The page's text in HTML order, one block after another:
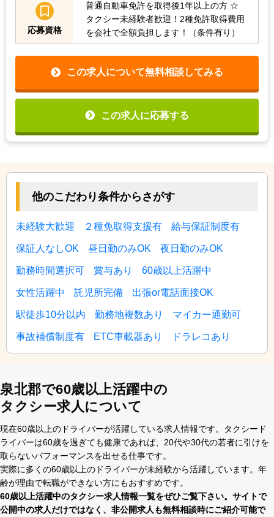
応募資格
普通自動車免許を取得後1年以上の方 ☆
タクシー未経験者歓迎！2種免許取得費用
を会社で全額負担します！（条件有り）
この求人について無料相談してみる
この求人に応募する
他のこだわり条件からさがす
未経験大歓迎 ２種免取得支援有 給与保証制度有
保証人なしOK 昼日勤のみOK 夜日勤のみOK
勤務時間選択可 賞与あり 60歳以上活躍中
女性活躍中 託児所完備 出張or電話面接OK
駅徒歩10分以内 勤務地複数あり マイカー通勤可
事故補償制度有 ETC車載器あり ドラレコあり
泉北郡で60歳以上活躍中の
タクシー求人について
現在60歳以上のドライバーが活躍している求⼈情報です。タクシード
ライバーは60歳を過ぎても健康であれば、20代や30代の若者に引けを
取らないパフォーマンスを出せる仕事です。
実際に多くの60歳以上のドライバーが未経験から活躍しています。年
齢が理由で転職ができない⽅にもおすすめです。
60歳以上活躍中のタクシー求⼈情報⼀覧をぜひご覧下さい。サイトで
公開中の求⼈だけではなく、⾮公開求⼈も無料相談時にご紹介可能で